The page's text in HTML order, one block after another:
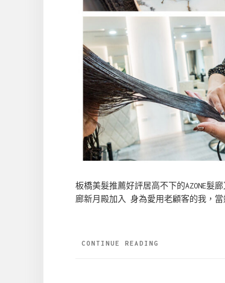
板橋美髮推薦好評居高不下的AZONE髮
廊新月殿加入 身為愛用老顧客的我，
CONTINUE READING